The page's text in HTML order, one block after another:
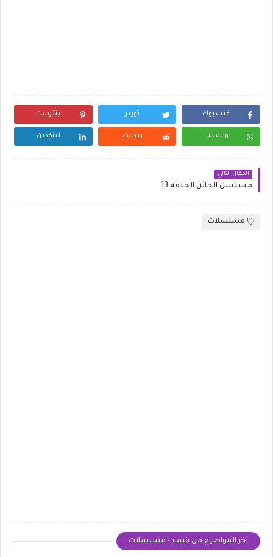
فيسبوك تويتر بنترست
واتساب ريدايت لينكدين
المقال التالي
مسلسل الخائن الحلقة 13
مسلسلات
أخر المواضيع من قسم : مسلسلات